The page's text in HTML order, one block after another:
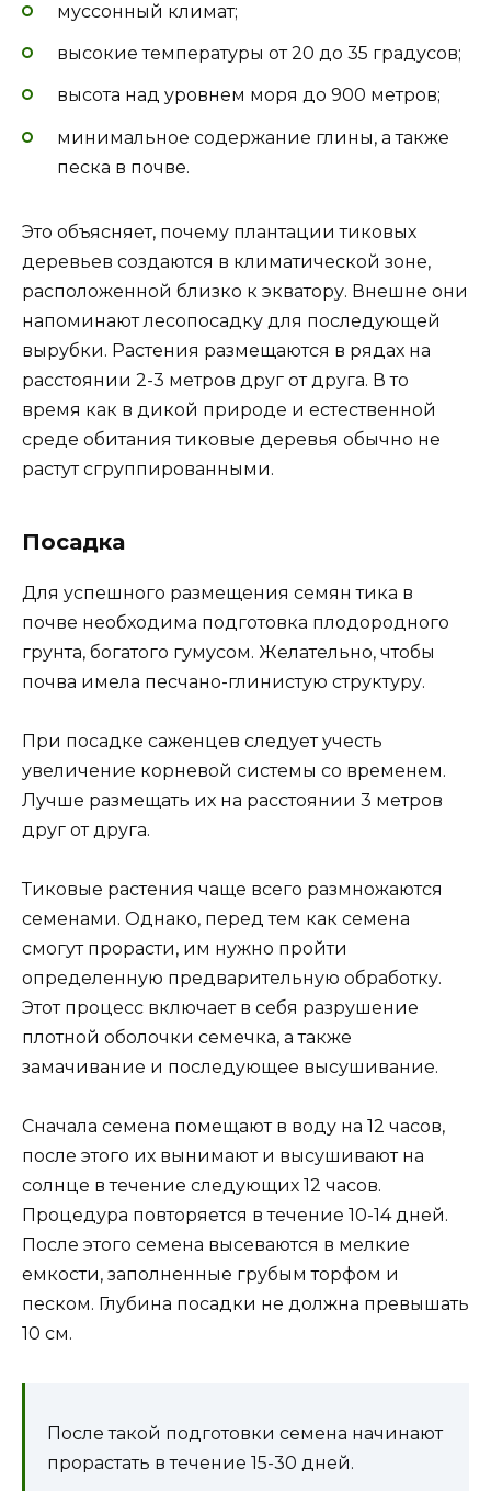
муссонный климат;
высокие температуры от 20 до 35 градусов;
высота над уровнем моря до 900 метров;
минимальное содержание глины, а также
песка в почве.
Это объясняет, почему плантации тиковых
деревьев создаются в климатической зоне,
расположенной близко к экватору. Внешне они
напоминают лесопосадку для последующей
вырубки. Растения размещаются в рядах на
расстоянии 2-3 метров друг от друга. В то
время как в дикой природе и естественной
среде обитания тиковые деревья обычно не
растут сгруппированными.
Посадка
Для успешного размещения семян тика в
почве необходима подготовка плодородного
грунта, богатого гумусом. Желательно, чтобы
почва имела песчано-глинистую структуру.
При посадке саженцев следует учесть
увеличение корневой системы со временем.
Лучше размещать их на расстоянии 3 метров
друг от друга.
Тиковые растения чаще всего размножаются
семенами. Однако, перед тем как семена
смогут прорасти, им нужно пройти
определенную предварительную обработку.
Этот процесс включает в себя разрушение
плотной оболочки семечка, а также
замачивание и последующее высушивание.
Сначала семена помещают в воду на 12 часов,
после этого их вынимают и высушивают на
солнце в течение следующих 12 часов.
Процедура повторяется в течение 10-14 дней.
После этого семена высеваются в мелкие
емкости, заполненные грубым торфом и
песком. Глубина посадки не должна превышать
10 см.
После такой подготовки семена начинают
прорастать в течение 15-30 дней.